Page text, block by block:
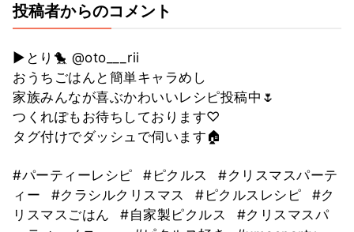
投稿者からのコメント
▶︎とり🐤 @oto___rii
おうちごはんと簡単キャラめし
家族みんなが喜ぶかわいいレシピ投稿中🌷
つくれぽもお待ちしております♡
タグ付けでダッシュで伺います🏠
#パーティーレシピ #ピクルス
#クリスマスパーテ
ィー
#クラシルクリスマス #ピクルスレシピ
#ク
リスマスごはん
#自家製ピクルス
#クリスマスパ